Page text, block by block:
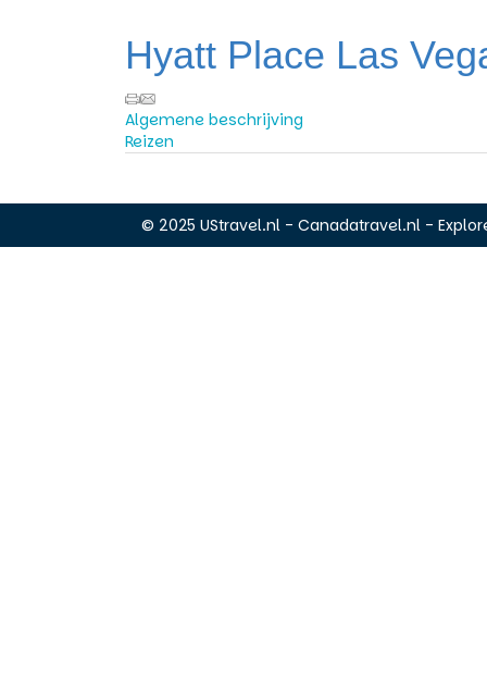
Hyatt Place Las
Algemene beschrijving
Reizen
© 2025 UStravel.nl - Canadatravel.nl -